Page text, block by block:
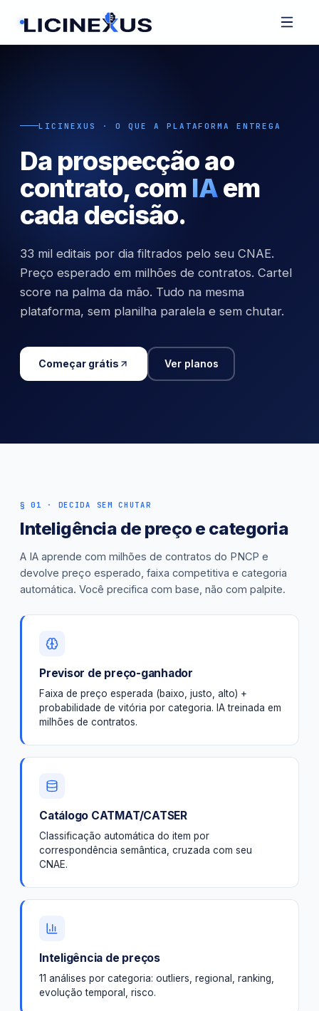
LICINEXUS · O QUE A PLATAFORMA ENTREGA
Da prospecção ao
contrato, com IAem
cada decisão.
33 mil editais por dia filtrados pelo seu CNAE.
Preço esperado em milhões de contratos. Cartel
score na palma da mão. Tudo na mesma
plataforma, sem planilha paralela e sem chutar.
Começar grátis Ver planos
§ 01 · DECIDA SEM CHUTAR
Inteligência de preço e categoria
A IA aprende com milhões de contratos do PNCP e
devolve preço esperado, faixa competitiva e categoria
automática. Você precifica com base, não com palpite.
Previsor de preço-ganhador
Faixa de preço esperada (baixo, justo, alto) +
probabilidade de vitória por categoria. IA treinada em
milhões de contratos.
Catálogo CATMAT/CATSER
Classificação automática do item por
correspondência semântica, cruzada com seu
CNAE.
Inteligência de preços
11 análises por categoria: outliers, regional, ranking,
evolução temporal, risco.